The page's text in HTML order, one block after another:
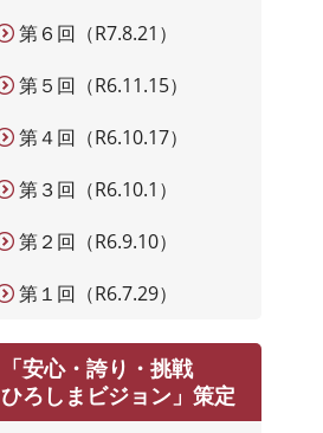
第６回（R7.8.21）
第５回（R6.11.15）
第４回（R6.10.17）
第３回（R6.10.1）
第２回（R6.9.10）
第１回（R6.7.29）
「安心・誇り・挑戦
ひろしまビジョン」策定